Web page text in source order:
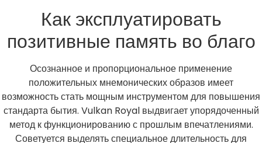
Как эксплуатировать
позитивные память во благо
Осознанное и пропорциональное применение
положительных мнемонических образов имеет
возможность стать мощным инструментом для повышения
стандарта бытия. Vulkan Royal выдвигает упорядоченный
метод к функционированию с прошлым впечатлениями.
Советуется выделять специальное длительность для